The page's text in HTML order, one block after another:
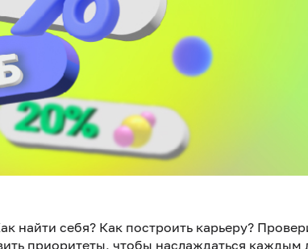
найти себя? Как построить карьеру?
приоритеты, чтобы наслаждаться каждым